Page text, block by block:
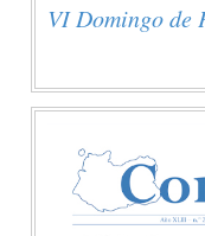
VI Domingo de